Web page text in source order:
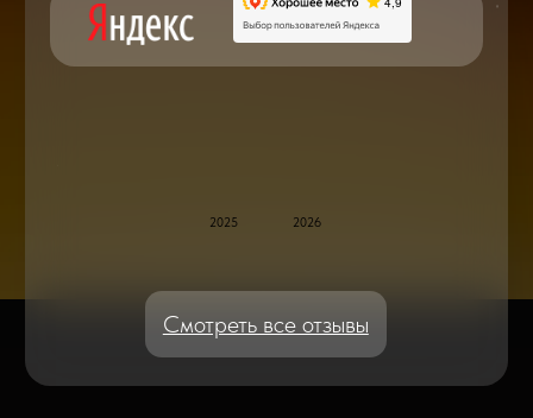
Блог статей - важное,
полезное, новое